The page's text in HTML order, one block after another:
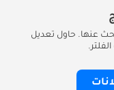
عنها. حاول تعديل